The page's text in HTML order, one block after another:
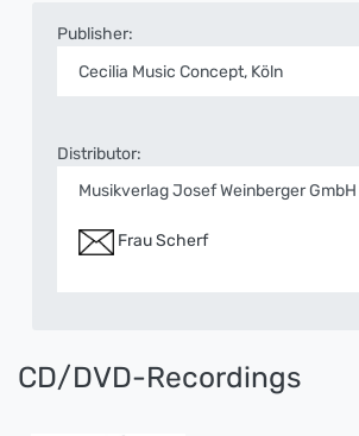
Publisher:
Cecilia Music Concept, Köln
Distributor:
Musikverlag Josef Weinberger
Frau Scherf
CD/DVD-Recordings